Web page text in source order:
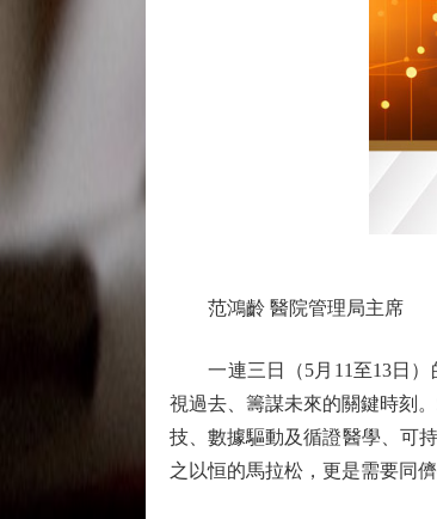
范鴻齡 醫院管理局主席
一連三日（5月11至13日）
視過去、籌謀未來的關鍵時刻
技、數據驅動及循證醫學、可
之以恒的馬拉松，更是需要同